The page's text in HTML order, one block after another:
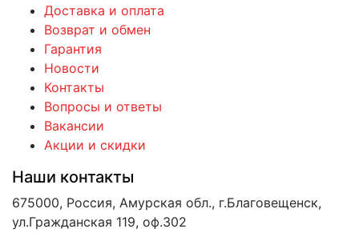
Доставка и оплата
Возврат и обмен
Гарантия
Новости
Контакты
Вопросы и ответы
Вакансии
Акции и скидки
Наши контакты
675000, Россия, Амурская обл., г.Благовещенск,
ул.Гражданская 119, оф.302